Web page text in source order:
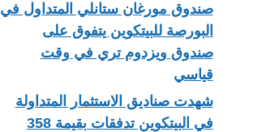
صندوق مورغان ستانلي المتداول في
البورصة للبيتكوين يتفوق على
صندوق ويزدوم تري في وقت
قياسي
شهدت صناديق الاستثمار المتداولة
في البيتكوين تدفقات بقيمة 358